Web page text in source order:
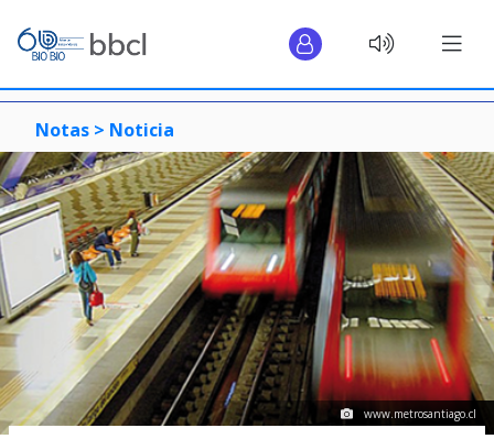
Notas > Noticia
www.metrosantiago.cl